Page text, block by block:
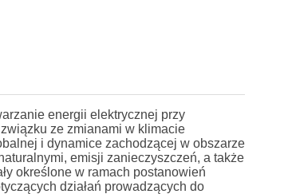
energii elektrycznej przy
ze zmianami w klimacie
i dynamice zachodzącej w obszarze
emisji zanieczyszczeń, a także
określone w ramach postanowień
działań prowadzących do